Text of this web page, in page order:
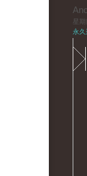
星
永久